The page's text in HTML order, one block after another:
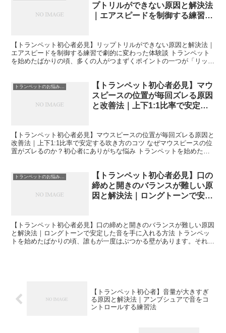
プトリルができない原因と解決法
｜エアスピードを制御する練習で
【トランペット初心者必見】リップトリルができない原因と解決法｜
エアスピードを制御する練習で劇的に変わった体験談 トランペット
を始めたばかりの頃、多くの人がつまずくポイントの一つが「リップ
トランペットのお悩み解決
【トランペット初心者必見】マウ
スピースの位置が毎回ズレる原因
と改善法｜上下1:1比率で安定す
【トランペット初心者必見】マウスピースの位置が毎回ズレる原因と
改善法｜上下1:1比率で安定する吹き方のコツ なぜマウスピースの位
置がズレるのか？初心者にありがちな悩み トランペットを始めたば
トランペットのお悩み解決
【トランペット初心者必見】口の
締めと開きのバランスが難しい原
因と解決法｜ロングトーンで安定
【トランペット初心者必見】口の締めと開きのバランスが難しい原因
と解決法｜ロングトーンで安定した音を手に入れる方法 トランペッ
トを始めたばかりの頃、誰もが一度はぶつかる壁があります。それが
【トランペット初心者】音量が大きすぎ
る原因と解決法｜アンブシュアで音をコ
ントロールする練習法